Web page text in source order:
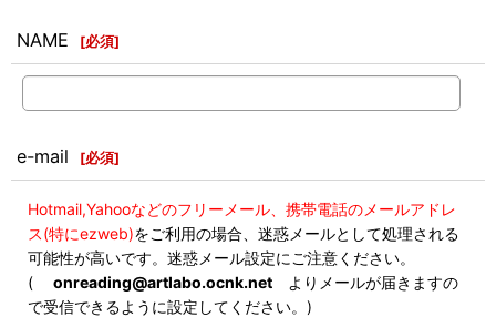
NAME [必須]
e-mail [必須]
Hotmail,Yahooなどのフリーメール、携帯電話のメールアドレ
ス(特にezweb)をご利用の場合、迷惑メールとして処理される
可能性が高いです。迷惑メール設定にご注意ください。
( onreading@artlabo.ocnk.net よりメールが届きますの
で受信できるように設定してください。)